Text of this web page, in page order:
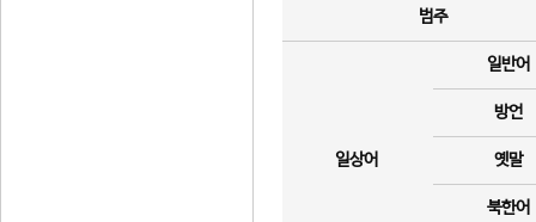
범주
일상어
일반어
방언
옛말
북한어